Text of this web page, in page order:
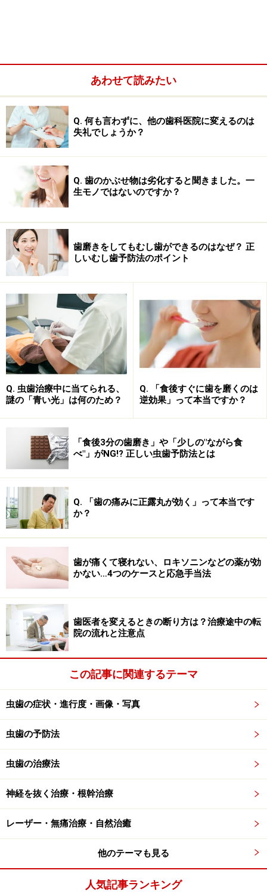
歯の痛みはひどくなる前に治療を優先するのが鉄
それでも今すぐ歯の痛みを緩和したい人のための応
急手当法
歯痛の原因……実は痛みの原因が歯ではない
ことも
歯ぐきや顎の骨の炎症も歯が痛いように感じることがある
「歯が痛い」と感じても、実際は歯が痛みの原因ではな
いこともあります。大きく分けて、歯が痛いと感じる原
因は次の3つ。
虫歯などで歯の内部で炎症が起きている
歯の周囲の歯ぐきで炎症が起きている
感じることがほとんど。炎症が起こる原因は、虫歯や歯
周病菌などの細菌が原因ですが、薬だけでは痛みを取り
除けないことが多いのも事実。痛みを薬で抑えるのが難
しいケースについて解説します。
歯痛にロキソニンなどの痛み止め薬・歯痛
薬が効かない4つのケース
特に次のようなケースの場合、慌てて痛み止めを服用し
ても、残念ながら効果はあまり望めません。
■ 骨の内部に膿が溜まっている場合
過去に歯の神経を取ってできた空洞部分に細菌が繁殖
たことが考えられます。固い骨で囲まれた場所で、急激
に大量の膿が生産されるような急性の炎症が起こった場
最初に大切なのは、膿の圧力を下げること。いくら痛み
止めの薬を飲んでも、膿の圧力を下げることはできませ
ん。薬を使わなくても、被せものを外して歯の根に細い
穴を開け、根の先端部分の膿の部分まで穴が通じれば、
「歯を削ったと思ったら、大量の膿が出て瞬時に痛みが
引いた」というケースです。
■ 歯ぐきに膿が溜まっている場合
あわせて読みたい
Q. 何も言わずに、他の歯科医院に変えるのは
失礼でしょうか？
Q. 歯のかぶせ物は劣化すると聞きました。一
生モノではないのですか？
歯磨きをしてもむし歯ができるのはなぜ？ 正
しいむし歯予防法のポイント
Q. 虫歯治療中に当てられる、
謎の「青い光」は何のため？
Q. 「食後すぐに歯を磨くのは
逆効果」って本当ですか？
「食後3分の歯磨き」や「少しの"ながら食
べ"」がNG!? 正しい虫歯予防法とは
Q. 「歯の痛みに正露丸が効く」って本当です
か？
歯が痛くて寝れない、ロキソニンなどの薬が効
かない…4つのケースと応急手当法
歯医者を変えるときの断り方は？治療途中の転
院の流れと注意点
この記事に関連するテーマ
虫歯の症状・進行度・画像・写真
虫歯の予防法
虫歯の治療法
神経を抜く治療・根幹治療
レーザー・無痛治療・自然治癒
他のテーマも見る
人気記事ランキング